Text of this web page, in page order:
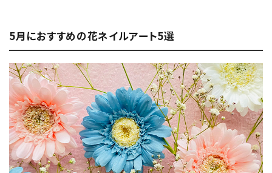
5月におすすめの花ネイルアート5選